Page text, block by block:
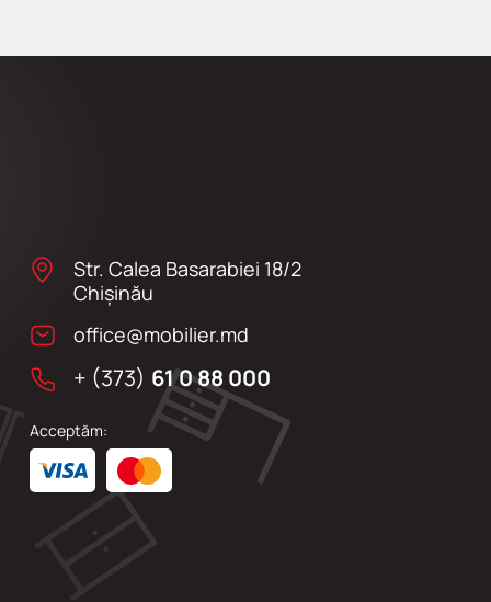
Str. Calea Basarabiei 18/2
Chişinău
office@mobilier.md
+ (373) 61 0 88 000
Acceptăm: